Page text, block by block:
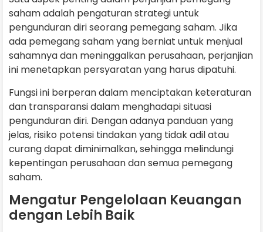
saham adalah pengaturan strategi untuk
pengunduran diri seorang pemegang saham. Jika
ada pemegang saham yang berniat untuk menjual
sahamnya dan meninggalkan perusahaan, perjanjian
ini menetapkan persyaratan yang harus dipatuhi.
Fungsi ini berperan dalam menciptakan keteraturan
dan transparansi dalam menghadapi situasi
pengunduran diri. Dengan adanya panduan yang
jelas, risiko potensi tindakan yang tidak adil atau
curang dapat diminimalkan, sehingga melindungi
kepentingan perusahaan dan semua pemegang
saham.
Mengatur Pengelolaan Keuangan
dengan Lebih Baik